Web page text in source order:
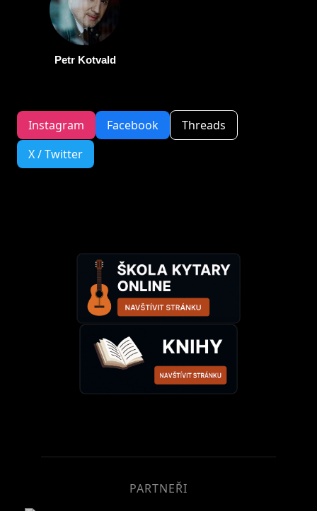
Petr Kotvald
Instagram Facebook
Threads
X / Twitter
PARTNEŘI